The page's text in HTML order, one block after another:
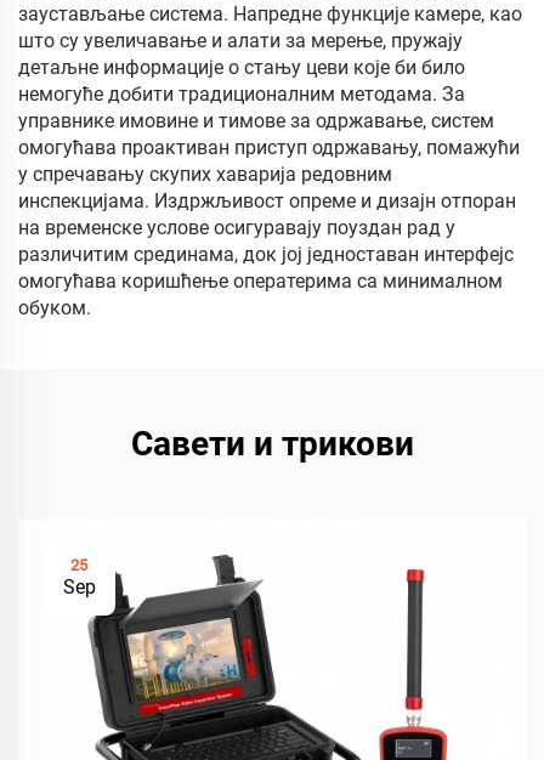
заустављање система. Напредне функције камере, као
што су увеличавање и алати за мерење, пружају
детаљне информације о стању цеви које би било
немогуће добити традиционалним методама. За
управнике имовине и тимове за одржавање, систем
омогућава проактиван приступ одржавању, помажући
у спречавању скупих хаварија редовним
инспекцијама. Издржљивост опреме и дизајн отпоран
на временске услове осигуравају поуздан рад у
различитим срединама, док јој једноставан интерфејс
омогућава коришћење оператерима са минималном
обуком.
Савети и трикови
25
Sep